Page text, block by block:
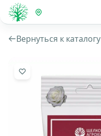
Вернуться к каталогу